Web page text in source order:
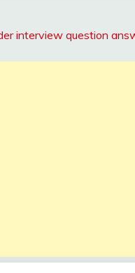
interview question